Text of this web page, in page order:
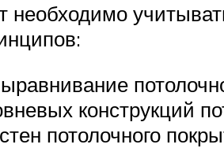
конструкций
потолочного